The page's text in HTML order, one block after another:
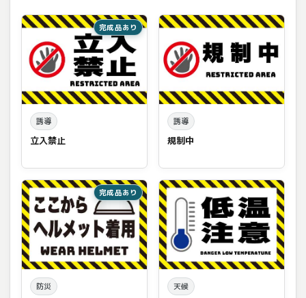
完成品あり
誘導
立入禁止
誘導
規制中
完成品あり
防災 天候